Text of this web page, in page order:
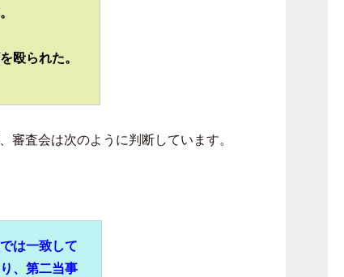
殴られた。
査会は次のように判断しています。
は一致して
、第二当事